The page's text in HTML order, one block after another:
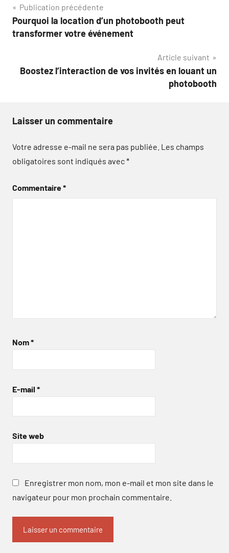
Navigation
de
Publication précédente
Pourquoi la location d’un photobooth peut
transformer votre événement
Article suivant
Boostez l’interaction de vos invités en louant un
photobooth
Laisser un commentaire
Votre adresse e-mail ne sera pas publiée. Les champs
obligatoires sont indiqués avec*
Commentaire*
Nom*
E-mail *
Site web
Enregistrer mon nom, mon e-mail et mon site dans le
navigateur pour mon prochain commentaire.